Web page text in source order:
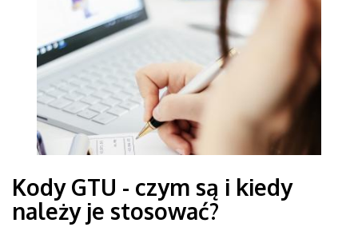
Kody GTU - czym są i kiedy
należy je stosować?